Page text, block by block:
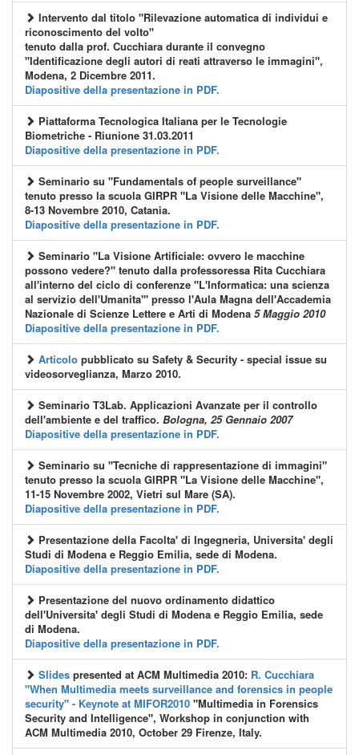
Intervento dal titolo "Rilevazione automatica di individui e
riconoscimento del volto"
tenuto dalla prof. Cucchiara durante il convegno
"Identificazione degli autori di reati attraverso le immagini",
Modena, 2 Dicembre 2011.
Diapositive della presentazione in PDF.
Piattaforma Tecnologica Italiana per le Tecnologie
Biometriche - Riunione 31.03.2011
Diapositive della presentazione in PDF.
Seminario su "Fundamentals of people surveillance"
tenuto presso la scuola GIRPR "La Visione delle Macchine",
8-13 Novembre 2010, Catania.
Diapositive della presentazione in PDF.
Seminario "La Visione Artificiale: ovvero le macchine
possono vedere?" tenuto dalla professoressa Rita Cucchiara
all'interno del ciclo di conferenze "L'Informatica: una scienza
al servizio dell'Umanita'" presso l'Aula Magna dell'Accademia
Nazionale di Scienze Lettere e Arti di Modena 5 Maggio 2010
Diapositive della presentazione in PDF.
Articolo pubblicato su Safety & Security - special issue su
videosorveglianza, Marzo 2010.
Seminario T3Lab. Applicazioni Avanzate per il controllo
dell'ambiente e del traffico. Bologna, 25 Gennaio 2007
Diapositive della presentazione in PDF.
Seminario su "Tecniche di rappresentazione di immagini"
tenuto presso la scuola GIRPR "La Visione delle Macchine",
11-15 Novembre 2002, Vietri sul Mare (SA).
Diapositive della presentazione in PDF.
Presentazione della Facolta' di Ingegneria, Universita' degli
Studi di Modena e Reggio Emilia, sede di Modena.
Diapositive della presentazione in PDF.
Presentazione del nuovo ordinamento didattico
dell'Universita' degli Studi di Modena e Reggio Emilia, sede
di Modena.
Diapositive della presentazione in PDF.
Slides presented at ACM Multimedia 2010: R. Cucchiara
"When Multimedia meets surveillance and forensics in people
security" - Keynote at MIFOR2010 "Multimedia in Forensics
Security and Intelligence", Workshop in conjunction with
ACM Multimedia 2010, October 29 Firenze, Italy.